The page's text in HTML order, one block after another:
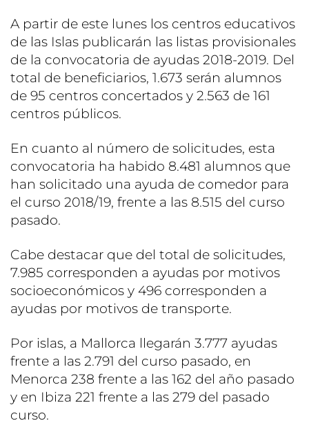
A partir de este lunes los centros educativos
de las Islas publicarán las listas provisionales
de la convocatoria de ayudas 2018-2019. Del
total de beneficiarios, 1.673 serán alumnos
de 95 centros concertados y 2.563 de 161
centros públicos.
En cuanto al número de solicitudes, esta
convocatoria ha habido 8.481 alumnos que
han solicitado una ayuda de comedor para
el curso 2018/19, frente a las 8.515 del curso
pasado.
Cabe destacar que del total de solicitudes,
7.985 corresponden a ayudas por motivos
socioeconómicos y 496 corresponden a
ayudas por motivos de transporte.
Por islas, a Mallorca llegarán 3.777 ayudas
frente a las 2.791 del curso pasado, en
Menorca 238 frente a las 162 del año pasado
y en Ibiza 221 frente a las 279 del pasado
curso.